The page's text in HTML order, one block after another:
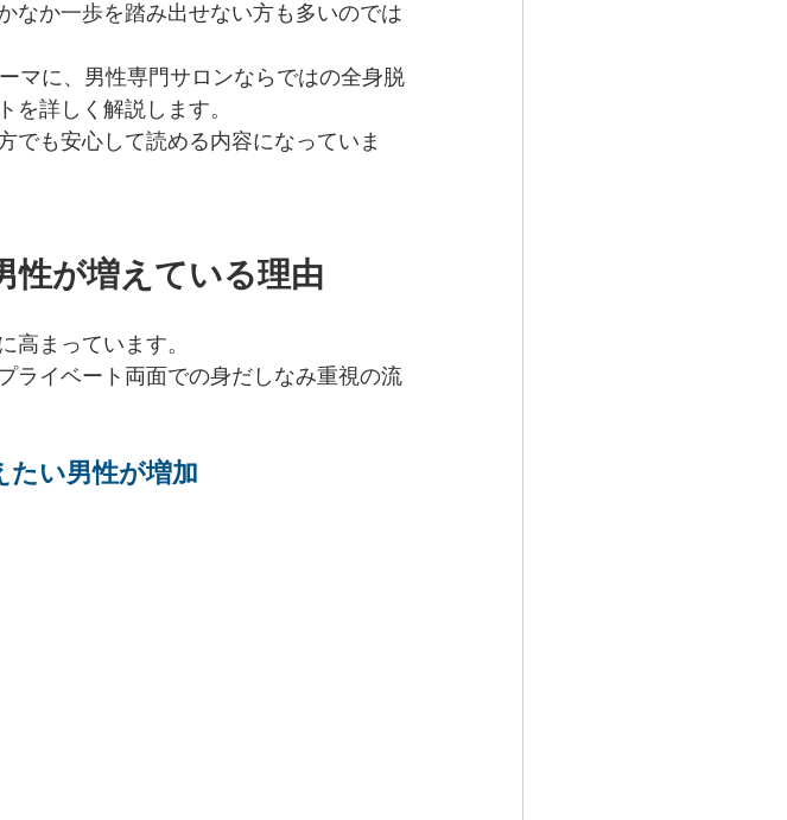
なか一歩を踏み出せない方も多いのでは
マに、男性専門サロンならではの全身脱
を詳しく解説します。
でも安心して読める内容になっていま
性が増えている理由
高まっています。
ライベート両面での身だしなみ重視の流
たい男性が増加